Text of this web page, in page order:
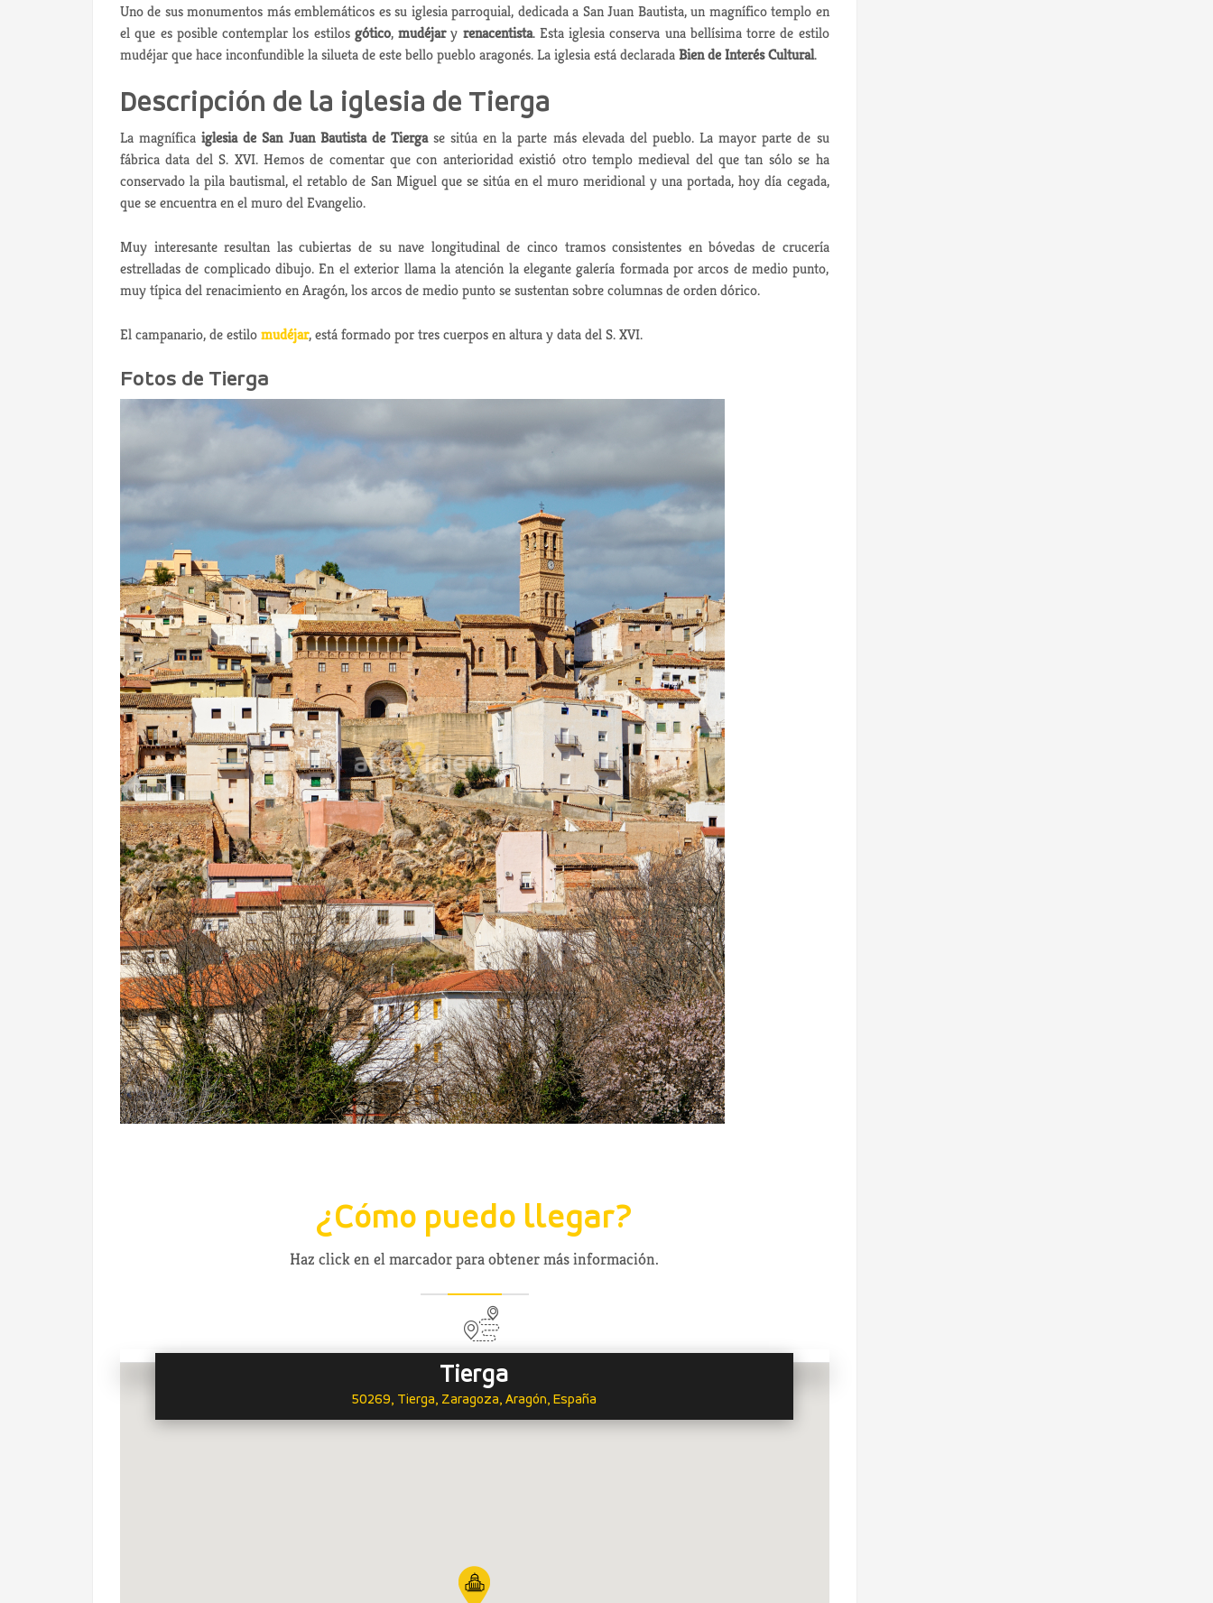
Uno de sus monumentos más emblemáticos es su iglesia parroquial, dedicada a San Juan Bautista, un magnífico templo en
el que es posible contemplar los estilos gótico, mudéjary renacentista. Esta iglesia conserva una bellísima torre de estilo
mudéjar que hace inconfundible la silueta de este bello pueblo aragonés. La iglesia está declaradaBien de Interés Cultural.
Descripción de la iglesia de Tierga
La magníficaiglesia de San Juan Bautista de Tiergase sitúa en la parte más elevada del pueblo. La mayor parte de su
fábrica data del S. XVI. Hemos de comentar que con anterioridad existió otro templo medieval del que tan sólo se ha
conservado la pila bautismal, el retablo de San Miguel que se sitúa en el muro meridional y una portada, hoy día cegada,
que se encuentra en el muro del Evangelio.
Muy interesante resultan las cubiertas de su nave longitudinal de cinco tramos consistentes en bóvedas de crucería
estrelladas de complicado dibujo. En el exterior llama la atención la elegante galería formada por arcos de medio punto,
muy típica del renacimiento en Aragón, los arcos de medio punto se sustentan sobre columnas de orden dórico.
El campanario, de estilomudéjar, está formado por tres cuerpos en altura y data del S. XVI.
Fotos de Tierga
¿Cómo puedo llegar?
Haz click en el marcador para obtener más información.
Tierga
50269, Tierga, Zaragoza, Aragón, España